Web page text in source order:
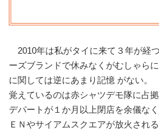
2010年は私がタイに来て３年が経
ーズブランドで休みなくがむしゃら
に関しては逆にあまり記憶 がない。
覚えているのは赤シャツデモ隊に占
デパートが１か月以上閉店を余儀な
ＥＮやサイアムスクエアが放火され